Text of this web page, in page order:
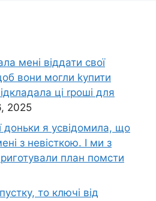
мені віддати свої
вони могли kупити
ці rроші для
2025
доньки я усвідомила, що
з невісткою. І ми з
план помсти
то ключі від